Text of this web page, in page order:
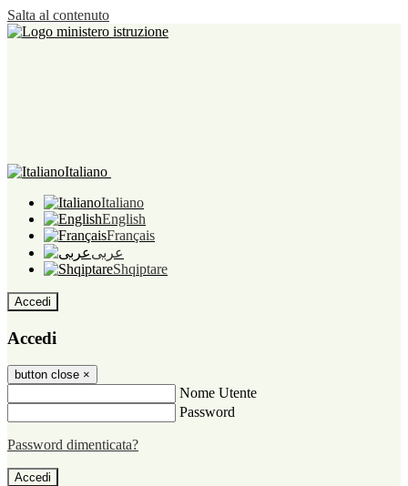
Salta al contenuto
Italiano
Italiano
English
Français
عربى
Shqiptare
Accedi
Accedi
button close ×
Nome Utente
Password
Password dimenticata?